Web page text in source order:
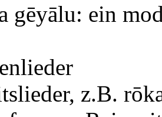
gēyālu: ein
z.B.